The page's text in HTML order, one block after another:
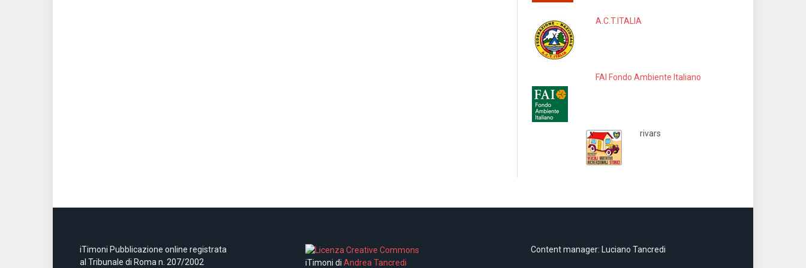
A.C.T.ITALIA
FAI Fondo Ambiente Italiano
rivars
iTimoni Pubblicazione online registrata
al Tribunale di Roma n. 207/2002
iTimoni di Andrea Tancredi
Content manager: Luciano Tancredi